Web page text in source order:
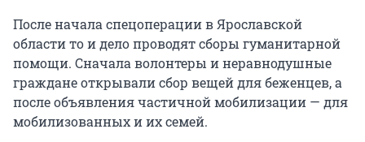
После начала спецоперации в Ярославской
области то и дело проводят сборы гуманитарной
помощи. Сначала волонтеры и неравнодушные
граждане открывали сбор вещей для беженцев, а
после объявления частичной мобилизации — для
мобилизованных и их семей.